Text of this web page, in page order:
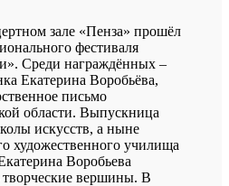
зале «Пенза» прошёл
фестиваля
Среди награждённых –
Екатерина Воробьёва,
письмо
области. Выпускница
искусств, а ныне
художественного училища
Воробьева
творческие вершины. В